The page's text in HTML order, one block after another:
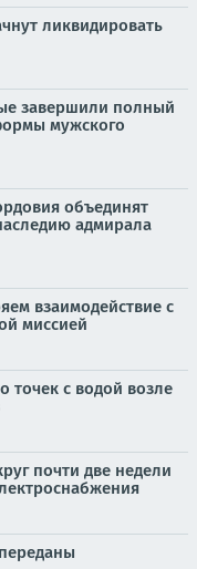
ликвидировать
завершили полный
мужского
объединят
адмирала
взаимодействие с
миссией
точек с водой возле
почти две недели